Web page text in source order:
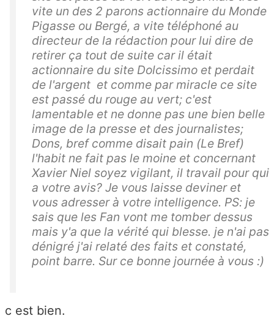
vite un des 2 parons actionnaire du Monde
Pigasse ou Bergé, a vite téléphoné au
directeur de la rédaction pour lui dire de
retirer ça tout de suite car il était
actionnaire du site Dolcissimo et perdait
de l'argent et comme par miracle ce site
est passé du rouge au vert; c'est
lamentable et ne donne pas une bien belle
image de la presse et des journalistes;
Dons, bref comme disait pain (Le Bref)
l'habit ne fait pas le moine et concernant
Xavier Niel soyez vigilant, il travail pour qui
a votre avis? Je vous laisse deviner et
vous adresser à votre intelligence. PS: je
sais que les Fan vont me tomber dessus
mais y'a que la vérité qui blesse. je n'ai pas
dénigré j'ai relaté des faits et constaté,
point barre. Sur ce bonne journée à vous :)
c est bien.